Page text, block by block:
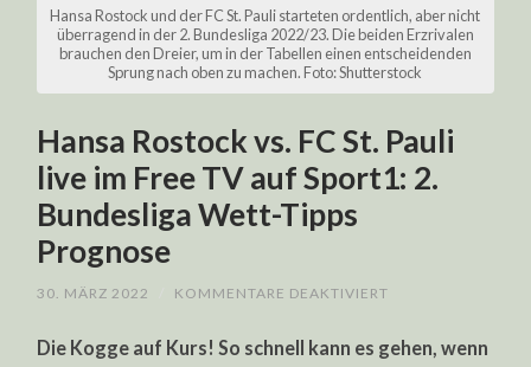
Hansa Rostock und der FC St. Pauli starteten ordentlich, aber nicht
überragend in der 2. Bundesliga 2022/23. Die beiden Erzrivalen
brauchen den Dreier, um in der Tabellen einen entscheidenden
Sprung nach oben zu machen. Foto: Shutterstock
Hansa Rostock vs. FC St. Pauli
live im Free TV auf Sport1: 2.
Bundesliga Wett-Tipps
Prognose
30. MÄRZ 2022 KOMMENTARE DEAKTIVIERT
VS.
FC
Die Kogge auf Kurs! So schnell kann es gehen, wenn